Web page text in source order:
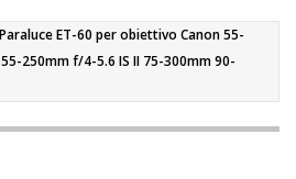
Paraluce ET-60 per obiettivo Canon 55-
250mm f/4-5.6 IS II 75-300mm 90-